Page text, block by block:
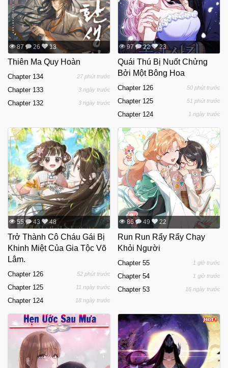
87 26 13
Thiên Ma Quy Hoàn
Chapter 134 27 phút trước
Chapter 133 3 ngày trước
Chapter 132 3 ngày trước
97 22 23
Quái Thú Bị Nuốt Chửng
Bởi Một Bông Hoa
Chapter 126 50 phút trước
Chapter 125 51 phút trước
Chapter 124 1 ngày trước
55 43 48
Trở Thành Cô Cháu Gái Bị
Khinh Miệt Của Gia Tộc Võ
Lâm.
Chapter 126 52 phút trước
Chapter 125 11 ngày trước
Chapter 124 18 ngày trước
86 49 22
Run Run Rẩy Rẩy Chạy
Khỏi Người
Chapter 55 1 giờ trước
Chapter 54 1 giờ trước
Chapter 53 16 ngày trước